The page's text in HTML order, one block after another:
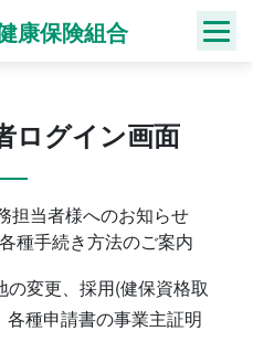
康保険組合
ログイン画面
担当者様へのお知らせ
種手続き方法のご案内
変更、採用(健保資格取
種申請書の事業主証明